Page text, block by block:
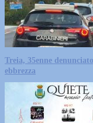
Treia, 35enne
ebbrezza